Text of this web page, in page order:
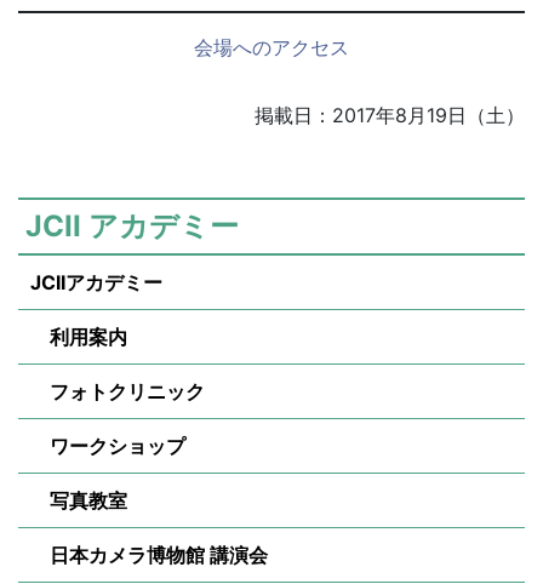
会場へのアクセス
掲載日：2017年8月19日（土）
JCII アカデミー
JCIIアカデミー
利用案内
フォトクリニック
ワークショップ
写真教室
日本カメラ博物館 講演会